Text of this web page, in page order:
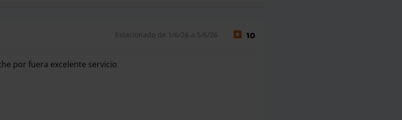
Estacionado de 1/6/26 a 5/6/26 10
por fuera excelente servicio